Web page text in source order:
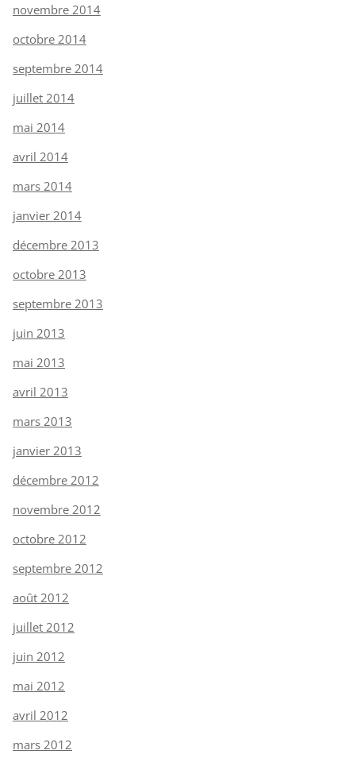
novembre 2014
octobre 2014
septembre 2014
juillet 2014
mai 2014
avril 2014
mars 2014
janvier 2014
décembre 2013
octobre 2013
septembre 2013
juin 2013
mai 2013
avril 2013
mars 2013
janvier 2013
décembre 2012
novembre 2012
octobre 2012
septembre 2012
août 2012
juillet 2012
juin 2012
mai 2012
avril 2012
mars 2012